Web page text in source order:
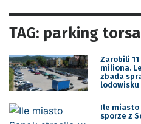
TAG: parking
Zarobili
miliona.
zbada
lodowisku
Ile miasto
sporze z